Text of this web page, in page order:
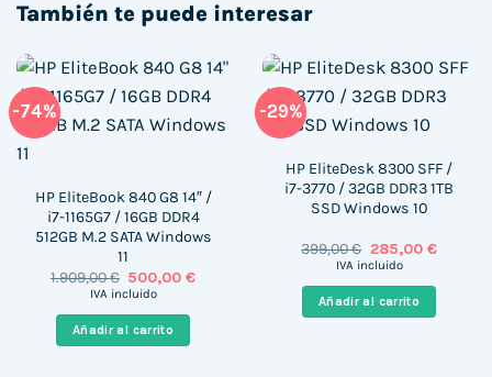
También te puede interesar
-74%
HP EliteBook 840 G8 14″ /
i7-1165G7 / 16GB DDR4
512GB M.2 SATA Windows
11
1.909,00€ El
precio
era:
1.909,00 €.
500,00€El
IVA incluido
Añadir al carrito
-29%
HP EliteDesk 8300 SFF /
i7-3770 / 32GB DDR3 1TB
SSD Windows 10
399,00€ El
precio
era:
399,00 €.
285,00 €El
es:
IVA incluido
Añadir al carrito